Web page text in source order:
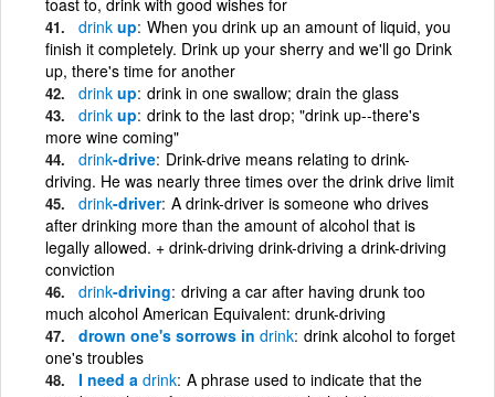
drink up When you drink up an amount of liquid, you
finish it completely. Drink up your sherry and we'll go Drink
up, there's time for another
drink up drink in one swallow; drain the glass
drink up drink to the last drop; "drink up--there's
more wine coming"
drink-drive Drink-drive means relating to drink-
driving. He was nearly three times over the drink drive limit
drink-driver A drink-driver is someone who drives
after drinking more than the amount of alcohol that is
legally allowed. + drink-driving drink-driving a drink-driving
conviction
drink-driving driving a car after having drunk too
much alcohol American Equivalent: drunk-driving
drown one's sorrows in drink drink alcohol to forget
one's troubles
I need a drink A phrase used to indicate that the